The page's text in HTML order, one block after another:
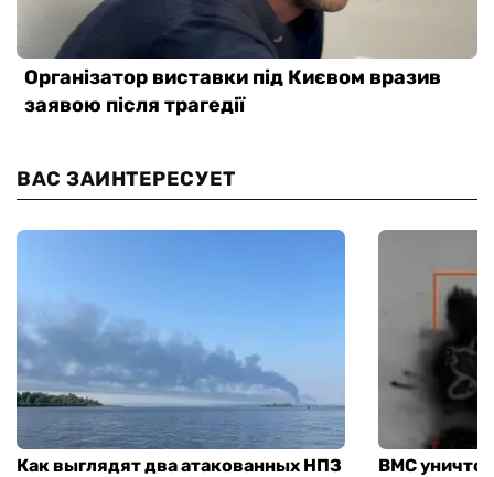
ВАС ЗАИНТЕРЕСУЕТ
Как выглядят два атакованных НПЗ
ВМС